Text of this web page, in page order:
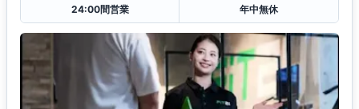
24:00間営業
年中無休